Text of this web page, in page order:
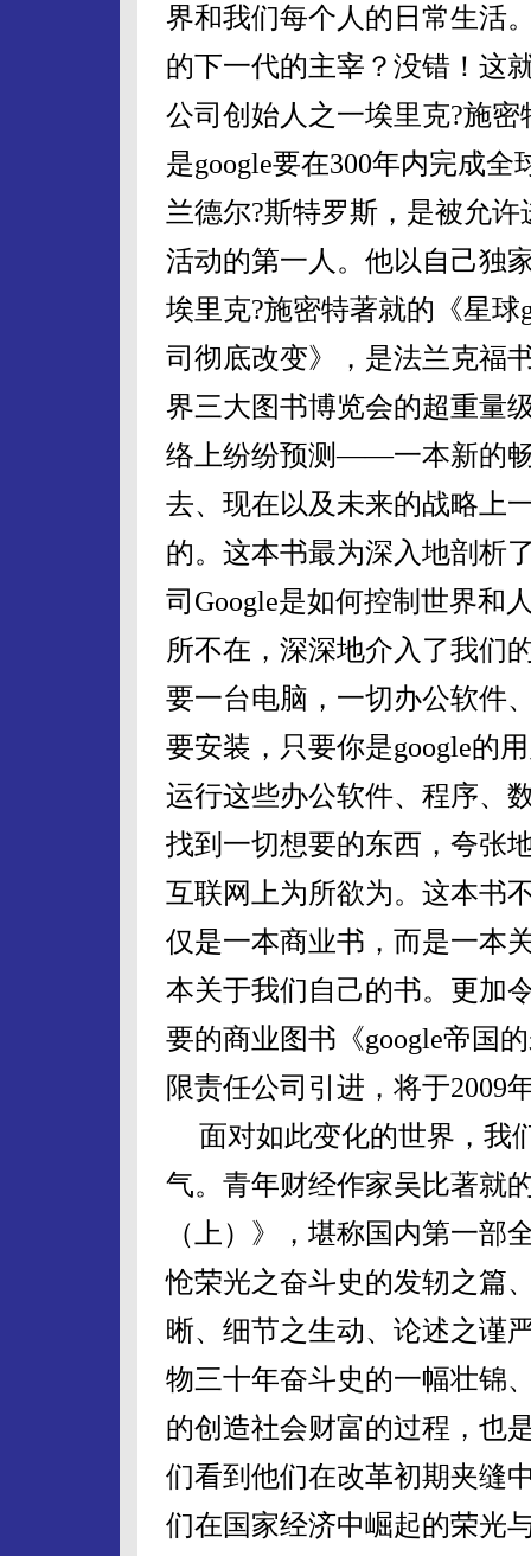
界和我们每个人的日常生活
的下一代的主宰？没错！这
公司创始人之一埃里克?施密
是google要在300年内完成全
兰德尔?斯特罗斯，是被允
活动的第一人。他以自己独
埃里克?施密特著就的《星球
司彻底改变》，是法兰克福
界三大图书博览会的超重量
络上纷纷预测——一本新的
去、现在以及未来的战略上
的。 这本书最为深入地剖析
司 Google是如何控制世界和
所不在，深深地介入了我们
要一台电脑，一切办公软件
要安装，只要你是google的
运行这些办公软件、程序、
找到一切想要的东西，夸张
互联网上为所欲为。这本书
仅是一本商业书，而是一本
本关于我们自己的书。更加
要的商业图书《google帝国
限责任公司引进，将于2009
面对如此变化的世界，我
气。青年财经作家吴比著就
（上）》， 堪称国内第一部
怆荣光之奋斗史的发轫之篇
晰、细节之生动、论述之谨
物三十年奋斗史的一幅壮锦
的创造社会财富的过程，也
们看到他们在改革初期夹缝
们在国家经济中崛起的荣光